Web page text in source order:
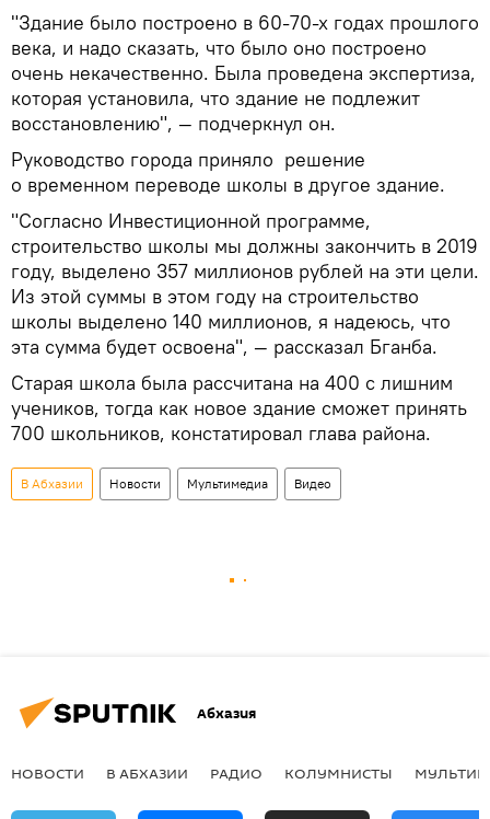
"Здание было построено в 60-70-х годах прошлого
века, и надо сказать, что было оно построено
очень некачественно. Была проведена экспертиза,
которая установила, что здание не подлежит
восстановлению", — подчеркнул он.
Руководство города приняло решение
о временном переводе школы в другое здание.
"Согласно Инвестиционной программе,
строительство школы мы должны закончить в 2019
году, выделено 357 миллионов рублей на эти цели.
Из этой суммы в этом году на строительство
школы выделено 140 миллионов, я надеюсь, что
эта сумма будет освоена", — рассказал Бганба.
Старая школа была рассчитана на 400 с лишним
учеников, тогда как новое здание сможет принять
700 школьников, констатировал глава района.
В Абхазии Новости Мультимедиа Видео
Абхазия
НОВОСТИ В АБХАЗИИ РАДИО КОЛУМНИСТЫ